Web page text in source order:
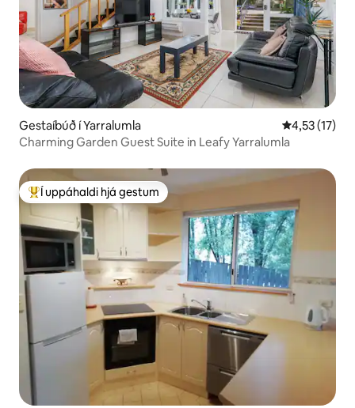
Gestaíbúð í Yarralumla 4,53 af 5 í
4,53 (17)
Charming Garden Guest Suite in Leafy Yarralumla
Í mestu uppáhaldi hjá gestum
Í uppáhaldi hjá gestum